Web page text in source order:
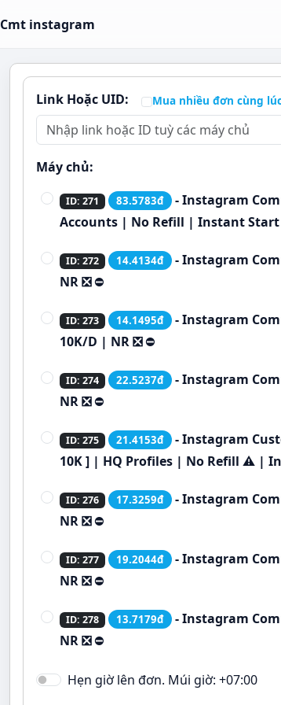
Cmt instagram
Link Hoặc UID: Mua nhiều đơn cùng
Máy chủ:
ID: 271 83.5783đ
- Instagram
Accounts | No Refill | Instant Start
ID: 272 14.4134đ
- Instagram
NR ❎⛔
ID: 273 14.1495đ
- Instagram
10K/D | NR ❎⛔
ID: 274 22.5237đ
- Instagram
NR ❎⛔
ID: 275 21.4153đ
- Instagram
10K ] | HQ Profiles | No Refill ⚠️ |
ID: 276 17.3259đ
- Instagram
NR ❎⛔
ID: 277 19.2044đ
- Instagram
NR ❎⛔
ID: 278 13.7179đ
- Instagram
NR ❎⛔
Hẹn giờ lên đơn. Múi giờ: +07:00